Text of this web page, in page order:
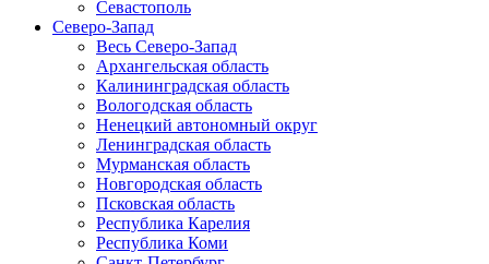
Севастополь
Северо-Запад
Весь Северо-Запад
Архангельская область
Калининградская область
Вологодская область
Ненецкий автономный округ
Ленинградская область
Мурманская область
Новгородская область
Псковская область
Республика Карелия
Республика Коми